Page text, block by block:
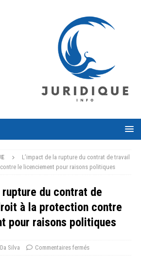
L’impact de la rupture du contrat de travail
le licenciement pour raisons politiques
rupture du contrat de
à la protection contre
pour raisons politiques
Silva Commentaires fermés